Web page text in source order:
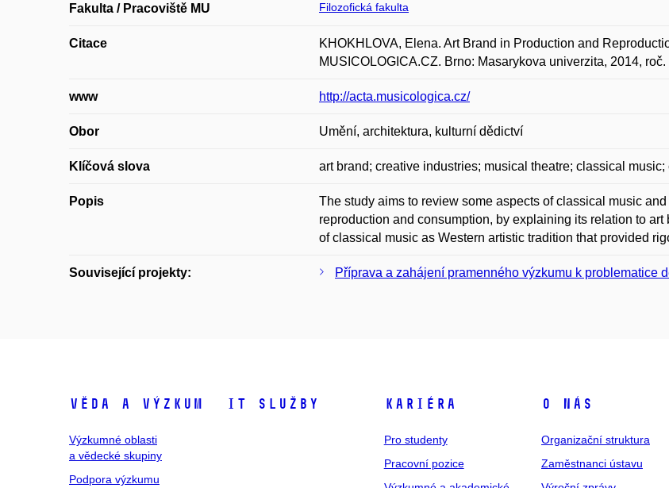
Fakulta / Pracoviště MU Filozofická fakulta
Citace
KHOKHLOVA, Elena. Art Brand in Production and
MUSICOLOGICA.CZ. Brno: Masarykova univerzita, 2014,
www http://acta.musicologica.cz/
Obor Umění, architektura, kulturní dědictví
Klíčová slova art brand; creative industries; musical theatre; classical
Popis
The study aims to review some aspects of classical music
reproduction and consumption, by explaining its relation to
of classical music as Western artistic tradition that provided
Související projekty: Příprava a zahájení pramenného výzkumu k problematice
Věda a výzkum
Výzkumné oblasti
a vědecké skupiny
Podpora výzkumu
IT služby Kariéra
Pro studenty
Pracovní pozice
O nás
Organizační struktura
Zaměstnanci ústavu